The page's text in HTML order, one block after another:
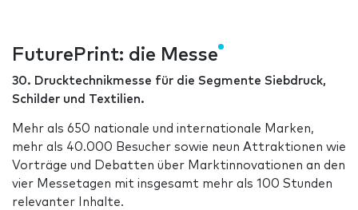
FuturePrint: die Messe
30. Drucktechnikmesse für die Segmente Siebdruck,
Schilder und Textilien.
Mehr als 650 nationale und internationale Marken,
mehr als 40.000 Besucher sowie neun Attraktionen wie
Vorträge und Debatten über Marktinnovationen an den
vier Messetagen mit insgesamt mehr als 100 Stunden
relevanter Inhalte.